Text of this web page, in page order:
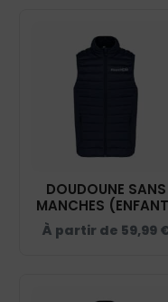
DOUDOUNE SANS
MANCHES
- HARAS DU MANOIR
- K6115
À partir de 59,99